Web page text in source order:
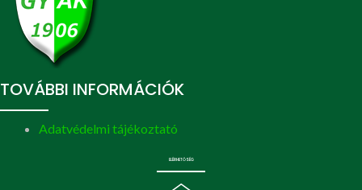
TOVÁBBI INFORMÁCIÓK
Adatvédelmi tájékoztató
ELÉRHETŐSÉG